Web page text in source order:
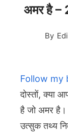
अमर है
By
Follow my
दोस्तों, क्या
है जो अमर
उत्सुक तथ्य